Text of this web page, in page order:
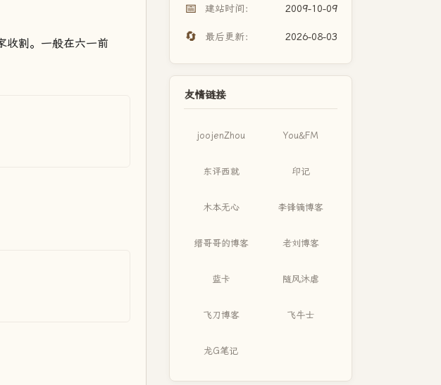
收割。一般在六一前
📅 建站时间： 2009-10-09
🔄 最后更新： 2026-08-03
友情链接
joojenZhou You&FM
东评西就 印记
木本无心 李锋镝博客
缙哥哥的博客 老刘博客
蓝卡 随风沐虐
飞刀博客 飞牛士
龙G笔记